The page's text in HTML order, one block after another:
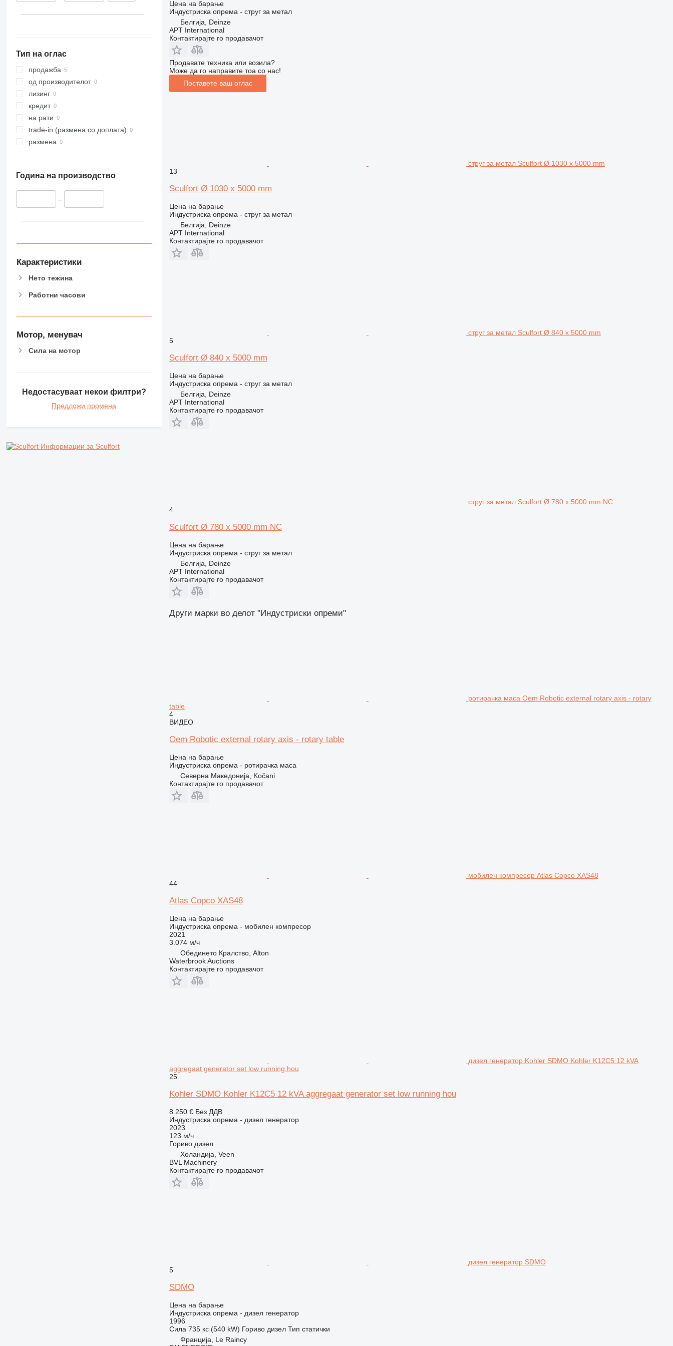
Тип на оглас
продажба
од производителот
лизинг
кредит
на рати
trade-in (размена со доплата)
размена
Година на производство
–
Карактеристики
Нето тежина
Работни часови
Мотор, менувач
Сила на мотор
Недостасуваат некои филтри?
Предложи промена
Информации за Sculfort
Цена на барање
Индустриска опрема - струг за метал
Белгија, Deinze
APT International
Контактирајте го продавачот
Продавате техника или возила?
Може да го направите тоа со нас!
Поставете ваш оглас
струг за метал Sculfort Ø 1030 x 5000 mm
13
Sculfort Ø 1030 x 5000 mm
Цена на барање
Индустриска опрема - струг за метал
Белгија, Deinze
APT International
Контактирајте го продавачот
струг за метал Sculfort Ø 840 x 5000 mm
5
Sculfort Ø 840 x 5000 mm
Цена на барање
Индустриска опрема - струг за метал
Белгија, Deinze
APT International
Контактирајте го продавачот
струг за метал Sculfort Ø 780 x 5000 mm NC
4
Sculfort Ø 780 x 5000 mm NC
Цена на барање
Индустриска опрема - струг за метал
Белгија, Deinze
APT International
Контактирајте го продавачот
Други марки во делот "Индустриски опреми"
ротирачка маса Oem Robotic external rotary axis - rotary
table
4
ВИДЕО
Oem Robotic external rotary axis - rotary table
Цена на барање
Индустриска опрема - ротирачка маса
Северна Македонија, Kočani
Контактирајте го продавачот
мобилен компресор Atlas Copco XAS48
44
Atlas Copco XAS48
Цена на барање
Индустриска опрема - мобилен компресор
2021
3.074 м/ч
Обединето Кралство, Alton
Waterbrook Auctions
Контактирајте го продавачот
дизел генератор Kohler SDMO Kohler K12C5 12 kVA
aggregaat generator set low running hou
25
Kohler SDMO Kohler K12C5 12 kVA aggregaat generator set low running hou
8.250 € Без ДДВ
Индустриска опрема - дизел генератор
2023
123 м/ч
Гориво дизел
Холандија, Veen
BVL Machinery
Контактирајте го продавачот
дизел генератор SDMO
5
SDMO
Цена на барање
Индустриска опрема - дизел генератор
1996
Сила 735 кс (540 kW) Гориво дизел Тип статички
Франција, Le Raincy